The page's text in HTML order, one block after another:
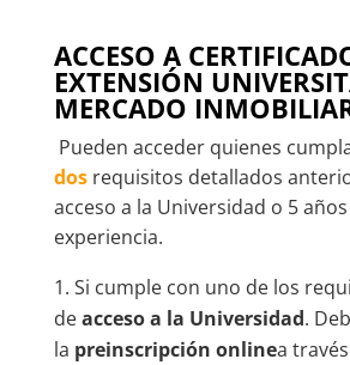
ACCESO A
EXTENSIÓN
MERCADO
Pueden acceder quienes
dos requisitos detallados
acceso a la Universidad o 5
experiencia.
Si cumple con uno de los
deacceso a la Universidad.
la preinscripción onlinea